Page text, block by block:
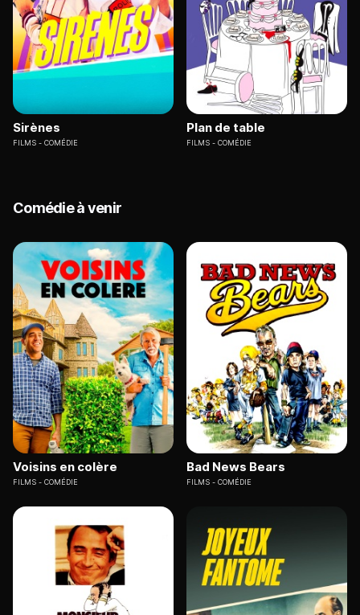
Sirènes
FILMS COMÉDIE
Plan de table
FILMS COMÉDIE
Comédie à venir
Voisins en colère
FILMS COMÉDIE
Bad News Bears
FILMS COMÉDIE